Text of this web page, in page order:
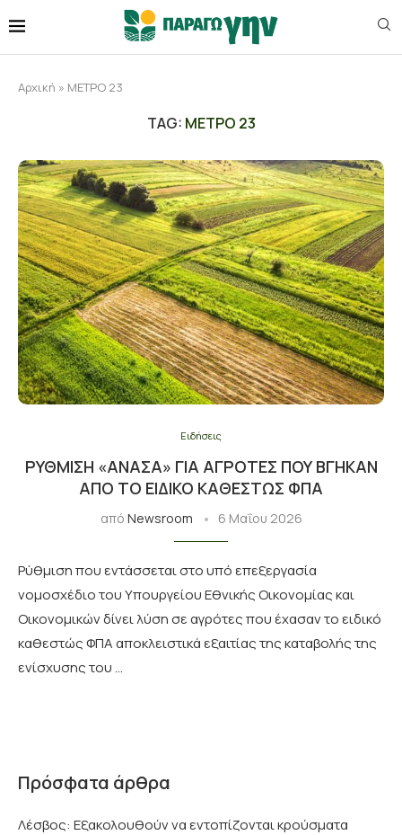
Αρχική » ΜΕΤΡΟ 23
TAG: ΜΕΤΡΟ 23
Ειδήσεις
ΡΎΘΜΙΣΗ «ΑΝΆΣΑ» ΓΙΑ ΑΓΡΌΤΕΣ ΠΟΥ ΒΓΉΚΑΝ
ΑΠΌ ΤΟ ΕΙΔΙΚΌ ΚΑΘΕΣΤΏΣ ΦΠΑ
από Newsroom 6 Μαΐου 2026
Ρύθμιση που εντάσσεται στο υπό επεξεργασία
νομοσχέδιο του Υπουργείου Εθνικής Οικονομίας και
Οικονομικών δίνει λύση σε αγρότες που έχασαν το ειδικό
καθεστώς ΦΠΑ αποκλειστικά εξαιτίας της καταβολής της
ενίσχυσης του …
Πρόσφατα άρθρα
Λέσβος: Εξακολουθούν να εντοπίζονται κρούσματα